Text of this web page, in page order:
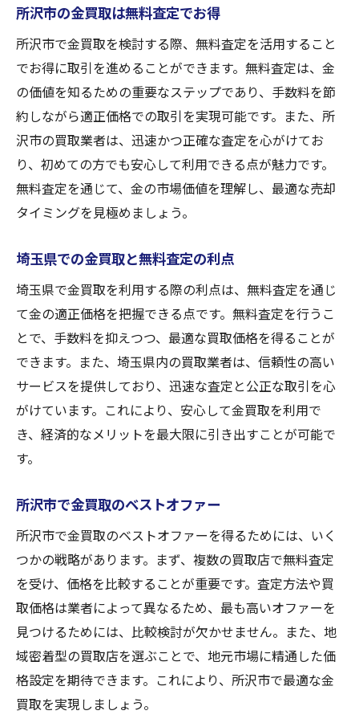
所沢市の金買取は無料査定でお得
所沢市で金買取を検討する際、無料査定を活用すること
でお得に取引を進めることができます。無料査定は、金
の価値を知るための重要なステップであり、手数料を節
約しながら適正価格での取引を実現可能です。また、所
沢市の買取業者は、迅速かつ正確な査定を心がけてお
り、初めての方でも安心して利用できる点が魅力です。
無料査定を通じて、金の市場価値を理解し、最適な売却
タイミングを見極めましょう。
埼玉県での金買取と無料査定の利点
埼玉県で金買取を利用する際の利点は、無料査定を通じ
て金の適正価格を把握できる点です。無料査定を行うこ
とで、手数料を抑えつつ、最適な買取価格を得ることが
できます。また、埼玉県内の買取業者は、信頼性の高い
サービスを提供しており、迅速な査定と公正な取引を心
がけています。これにより、安心して金買取を利用で
き、経済的なメリットを最大限に引き出すことが可能で
す。
所沢市で金買取のベストオファー
所沢市で金買取のベストオファーを得るためには、いく
つかの戦略があります。まず、複数の買取店で無料査定
を受け、価格を比較することが重要です。査定方法や買
取価格は業者によって異なるため、最も高いオファーを
見つけるためには、比較検討が欠かせません。また、地
域密着型の買取店を選ぶことで、地元市場に精通した価
格設定を期待できます。これにより、所沢市で最適な金
買取を実現しましょう。